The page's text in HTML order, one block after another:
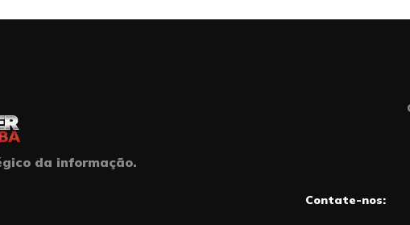
da informação.
Contate-nos: